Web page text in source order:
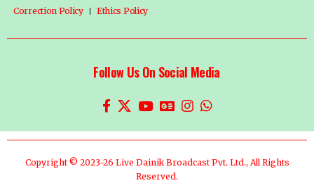
Correction Policy
Ethics Policy
Follow Us On Social Media
Copyright © 2023-26 Live Dainik Broadcast Pvt. Ltd., All Rights
Reserved.